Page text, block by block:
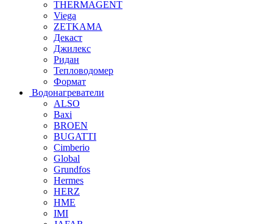
THERMAGENT
Viega
ZETKAMA
Декаст
Джилекс
Ридан
Тепловодомер
Формат
Водонагреватели
ALSO
Baxi
BROEN
BUGATTI
Cimberio
Global
Grundfos
Hermes
HERZ
HME
IMI